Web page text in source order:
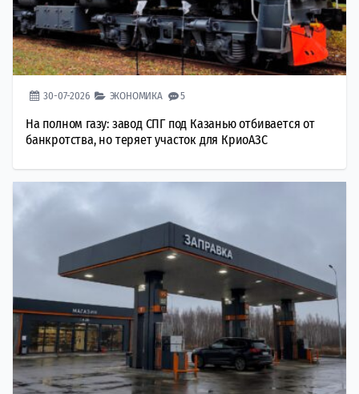
30-07-2026 ЭКОНОМИКА 5
На полном газу: завод СПГ под Казанью отбивается от
банкротства, но теряет участок для КриоАЗС